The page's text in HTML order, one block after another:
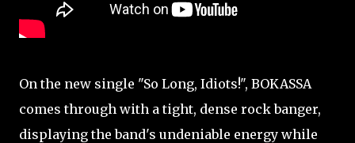
On the new single "So Long, Idiots!", BOKASSA
comes through with a tight, dense rock banger,
displaying the band's undeniable energy while